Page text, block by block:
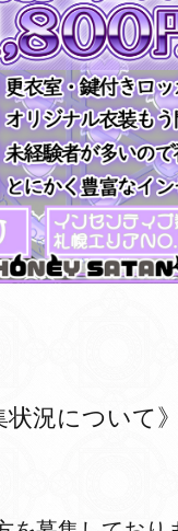
状況について》